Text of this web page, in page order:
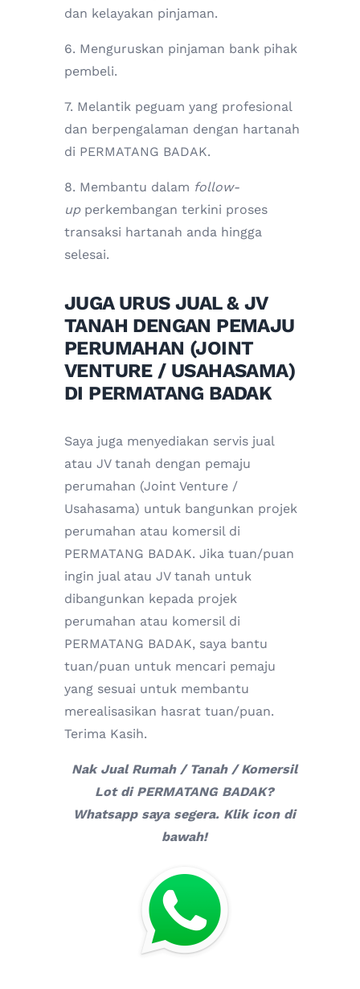
dan kelayakan pinjaman.
6. Menguruskan pinjaman bank pihak
pembeli.
7. Melantik peguam yang profesional
dan berpengalaman dengan hartanah
di PERMATANG BADAK.
8. Membantu dalam follow-
upperkembangan terkini proses
transaksi hartanah anda hingga
selesai.
JUGA URUS JUAL & JV
TANAH DENGAN PEMAJU
PERUMAHAN (JOINT
VENTURE / USAHASAMA)
DI PERMATANG BADAK
Saya juga menyediakan servis jual
atau JV tanah dengan pemaju
perumahan (Joint Venture /
Usahasama) untuk bangunkan projek
perumahan atau komersil di
PERMATANG BADAK. Jika tuan/puan
ingin jual atau JV tanah untuk
dibangunkan kepada projek
perumahan atau komersil di
PERMATANG BADAK, saya bantu
tuan/puan untuk mencari pemaju
yang sesuai untuk membantu
merealisasikan hasrat tuan/puan.
Terima Kasih.
Nak Jual Rumah / Tanah / Komersil
Lot di PERMATANG BADAK?
Whatsapp saya segera. Klik icon di
bawah!